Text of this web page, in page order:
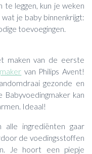
leggen, kun je weken
je baby binnenkrijgt:
toevoegingen.
maken van de eerste
van Philips Avent!
gezonde en
Babyvoedingmaker kan
Ideaal!
alle ingrediënten gaar
de voedingsstoffen
Je hoort een piepje